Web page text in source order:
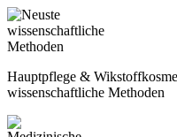
Hauptpflege &
wissenschaftliche Methoden